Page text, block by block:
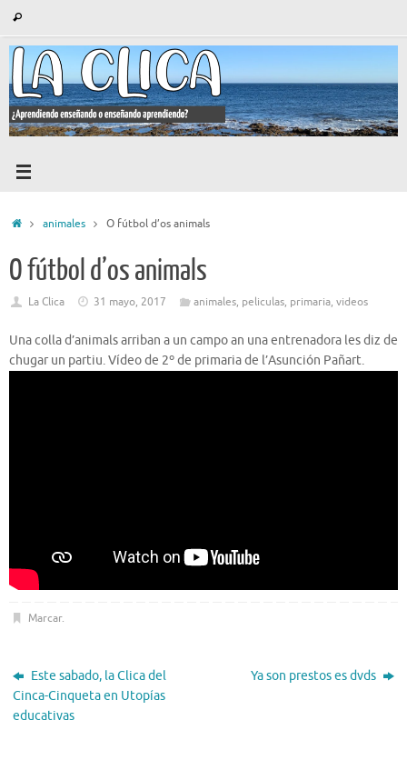
contenido
Buscar
Inicioanimales O fútbol d’os animals
O fútbol d’os animals
La Clica 31 mayo, 2017 animales, peliculas, primaria, videos
Una colla d’animals arriban a un campo an una entrenadora les diz de
chugar un partiu. Vídeo de 2º de primaria de l’Asunción Pañart.
Marcar.
Este sabado, la Clica del
Cinca-Cinqueta en Utopías
educativas
Ya son prestos es dvds